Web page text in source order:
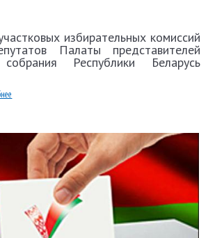
избирательных комиссий
Палаты представителей
Республики Беларусь